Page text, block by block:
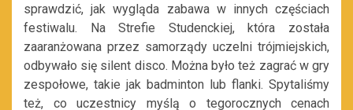
sprawdzić, jak wygląda zabawa w innych częściach
festiwalu. Na Strefie Studenckiej, która została
zaaranżowana przez samorządy uczelni trójmiejskich,
odbywało się silent disco. Można było też zagrać w gry
zespołowe, takie jak badminton lub flanki. Spytaliśmy
też, co uczestnicy myślą o tegorocznych cenach